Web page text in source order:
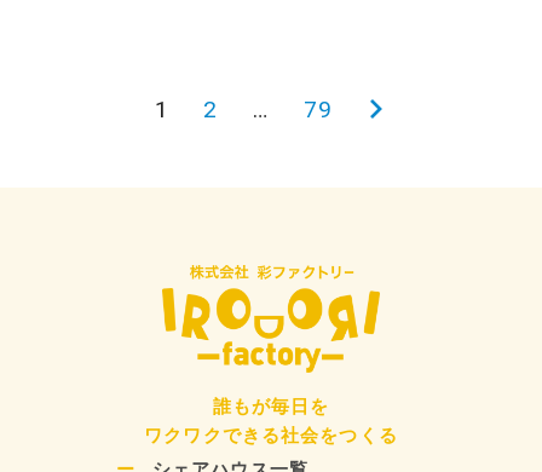
1 2 … 79
次
誰もが毎日を
ワクワクできる社会をつくる